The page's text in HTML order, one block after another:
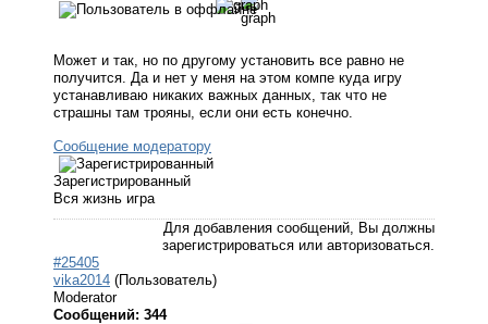
Может и так, но по другому установить все равно не
получится. Да и нет у меня на этом компе куда игру
устанавливаю никаких важных данных, так что не
страшны там трояны, если они есть конечно.
Сообщение модератору
Зарегистрированный
Вся жизнь игра
Для добавления сообщений, Вы должны
зарегистрироваться или авторизоваться.
#25405
vika2014 (Пользователь)
Moderator
Сообщений: 344